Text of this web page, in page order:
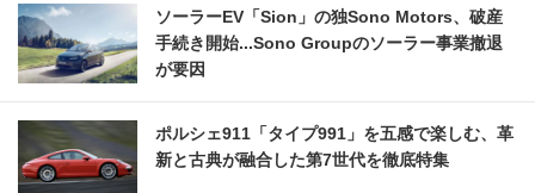
ソーラーEV「Sion」の独Sono Motors、破産
手続き開始...Sono Groupのソーラー事業撤退
が要因
ポルシェ911「タイプ991」を五感で楽しむ、革
新と古典が融合した第7世代を徹底特集